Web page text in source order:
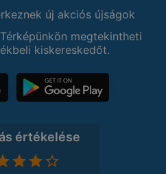
új akciós újságok
megtekintheti
kiskereskedőt.
értékelése